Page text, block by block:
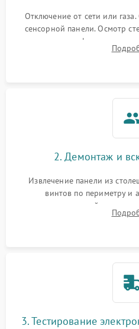
Отключение от сети или
сенсорной панели. Осмотр
проверка конфорок на
клиента о симптомах (не
2. Демонтаж и
Извлечение панели из
винтов по периметру и
стеклокерамической
сенсорного блока для
3. Тестирование